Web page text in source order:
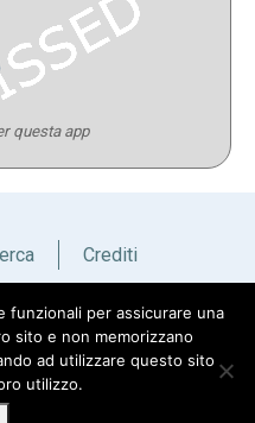
questa app
Crediti
English
funzionali per assicurare una
sito e non memorizzano
ad utilizzare questo sito
utilizzo.